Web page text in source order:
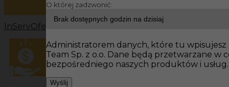
InServOferty pracy Prace budowlane Niemcy
O której zadzwonić:
Administratorem danych, które tu wpisujesz
Team Sp. z o.o. Dane będą przetwarzane w
bezpośredniego naszych produktów i usług.
Wyślij